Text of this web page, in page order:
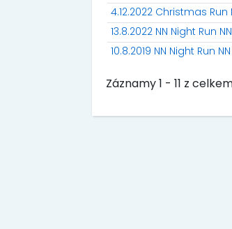
4.12.2022 Christmas
13.8.2022 NN Night Run
10.8.2019 NN Night Run
Záznamy 1 - 11 z celkem